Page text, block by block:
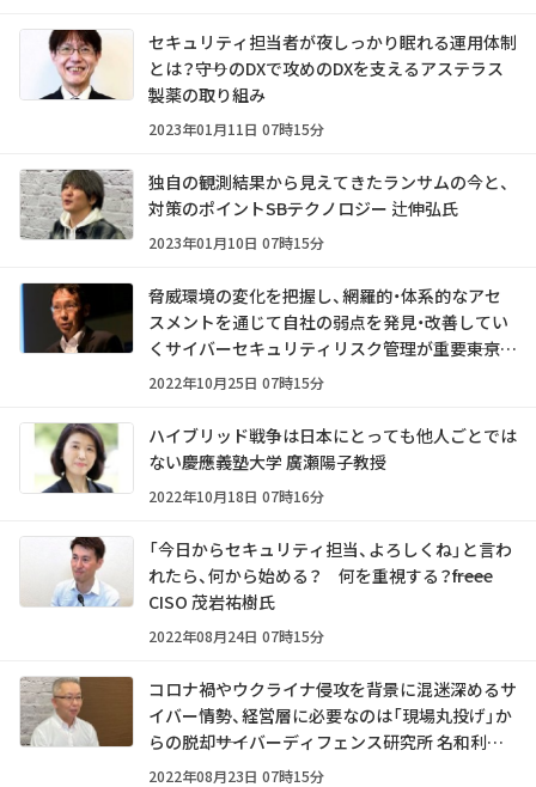
セキュリティ担当者が夜しっかり眠れる運用体制
とは？――守りのDXで攻めのDXを支えるアステラス
製薬の取り組み
2023年01月11日 07時15分
独自の観測結果から見えてきたランサムの今と、
対策のポイント――SBテクノロジー 辻伸弘氏
2023年01月10日 07時15分
脅威環境の変化を把握し、網羅的・体系的なアセ
スメントを通じて自社の弱点を発見・改善してい
くサイバーセキュリティリスク管理が重要――東京海
上日動火災保険 黒山康治氏
2022年10月25日 07時15分
ハイブリッド戦争は日本にとっても他人ごとでは
ない――慶應義塾大学 廣瀬陽子教授
2022年10月18日 07時16分
「今日からセキュリティ担当、よろしくね」と言わ
れたら、何から始める？ 何を重視する？――freee
CISO 茂岩祐樹氏
2022年08月24日 07時15分
コロナ禍やウクライナ侵攻を背景に混迷深めるサ
イバー情勢、経営層に必要なのは「現場丸投げ」か
らの脱却――サイバーディフェンス研究所 名和利男
氏
2022年08月23日 07時15分